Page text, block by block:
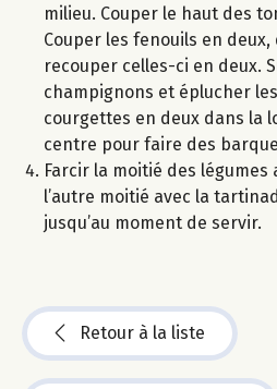
milieu. Couper le haut des
Couper les fenouils en
recouper celles-ci en deux.
champignons et éplucher
courgettes en deux dans la
centre pour faire des
Farcir la moitié des
l’autre moitié avec la
jusqu’au moment de servir.
Retour à la liste